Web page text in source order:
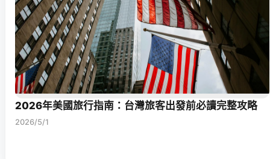
2026年美國旅行指南：台灣旅客出發前必讀完整攻略
2026/5/1